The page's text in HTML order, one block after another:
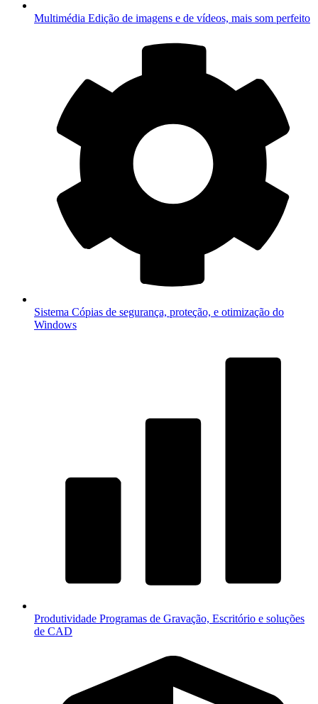
Multimédia Edição de imagens e de vídeos, mais som perfeito
Sistema Cópias de segurança, proteção, e otimização do
Windows
Produtividade Programas de Gravação, Escritório e soluções
de CAD